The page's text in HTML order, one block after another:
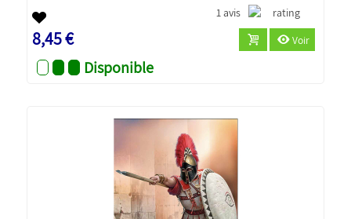
1 avis
8,45 € Voir
Disponible